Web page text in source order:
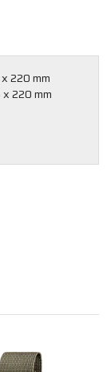
220 mm
220 mm